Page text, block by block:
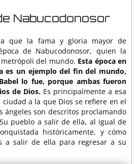
Nabucodonosor
que la fama y gloria mayor de
de Nabucodonosor, quien la
del mundo. Esta época en
es un ejemplo del fin del mundo,
lo fue, porque ambas fueron
de Dios. Es principalmente a esa
a la que Dios se refiere en el
ángeles son descritos proclamando
pueblo a salir de ella, al igual de
históricamente, y cómo
a salir de ella para regresar a su